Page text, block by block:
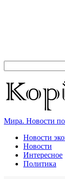
Мира. Новости
Новости
Новости
Интересное
Политика